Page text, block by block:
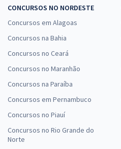
CONCURSOS NO NORDESTE
Concursos em Alagoas
Concursos na Bahia
Concursos no Ceará
Concursos no Maranhão
Concursos na Paraíba
Concursos em Pernambuco
Concursos no Piauí
Concursos no Rio Grande do
Norte